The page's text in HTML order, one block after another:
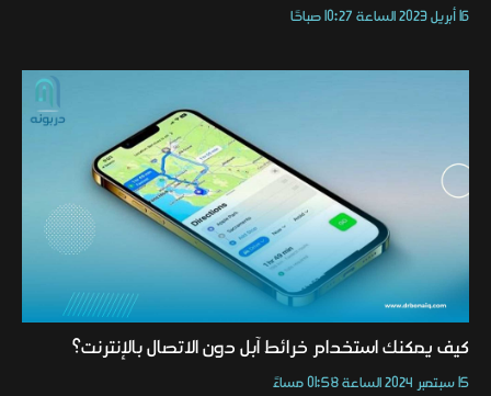
16 أبريل 2023 الساعة 10:27 صباحًا
كيف يمكنك استخدام خرائط آبل دون الاتصال بالإنترنت؟
15 سبتمبر 2024 الساعة 01:58 مساءً